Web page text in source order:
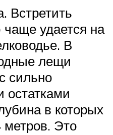
Встретить
удается на
В
лещи
сильно
в которых
Это